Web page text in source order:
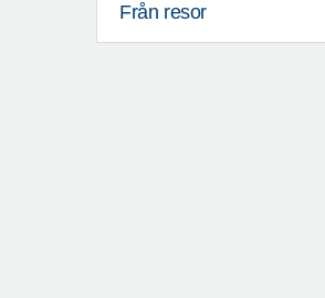
Från resor